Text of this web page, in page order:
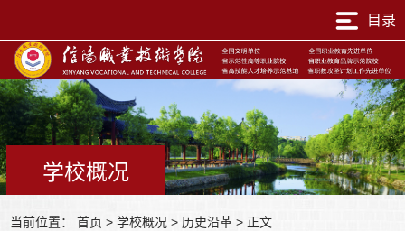
目录
学校概况
当前位置： 首页 > 学校概况 > 历史沿革 >正文